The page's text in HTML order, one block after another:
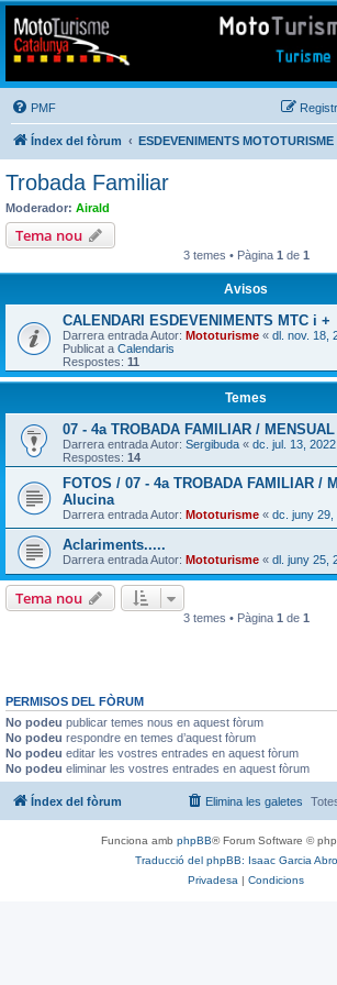
Mototurisme
Turisme en moto en català
PMF
Índex del fòrum ESDEVENIMENTS MOTOTURISME
Trobada Familiar
Moderador: Airald
Tema nou
3 temes • Pàgina 1 de 1
Avisos
CALENDARI ESDEVENIMENTS MTC i +
Darrera entrada Autor: Mototurisme « dl. nov. 18,
Publicat a Calendaris
Respostes: 11
Temes
07 - 4a TROBADA FAMILIAR /
Darrera entrada Autor: Sergibuda « dc. jul. 13,
Respostes: 14
FOTOS / 07 - 4a TROBADA FAMILIAR /
Alucina
Darrera entrada Autor: Mototurisme « dc. juny 29,
Aclariments.....
Darrera entrada Autor: Mototurisme « dl. juny 25,
Tema nou
3 temes • Pàgina 1 de 1
PERMISOS DEL FÒRUM
No podeu publicar temes nous en aquest fòrum
No podeu respondre en temes d’aquest fòrum
No podeu editar les vostres entrades en aquest fòrum
No podeu eliminar les vostres entrades en aquest fòrum
Índex del fòrum Elimina les galetes
Funciona amb phpBB® Forum Software ©
Traducció del phpBB: Isaac Garcia
Privadesa | Condicions